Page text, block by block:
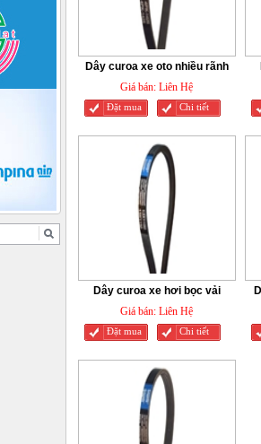
Dây curoa xe oto nhiều rãnh
Giá bán: Liên Hệ
Đặt mua Chi tiết
Dây curoa xe hơi bọc vải
Giá bán: Liên Hệ
Đặt mua Chi tiết